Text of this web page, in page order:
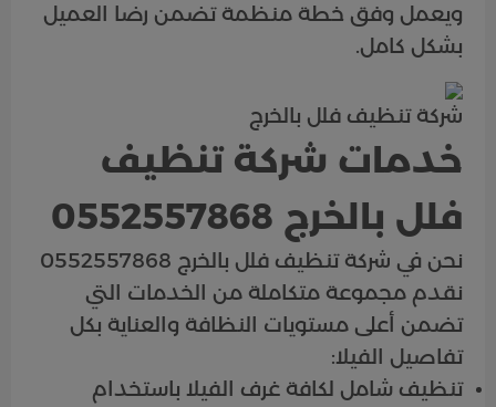
ويعمل وفق خطة منظمة تضمن رضا العميل
بشكل كامل.
شركة تنظيف فلل بالخرج
خدمات شركة تنظيف
فلل بالخرج 0552557868
نحن في شركة تنظيف فلل بالخرج 0552557868
نقدم مجموعة متكاملة من الخدمات التي
تضمن أعلى مستويات النظافة والعناية بكل
تفاصيل الفيلا:
تنظيف شامل لكافة غرف الفيلا باستخدام